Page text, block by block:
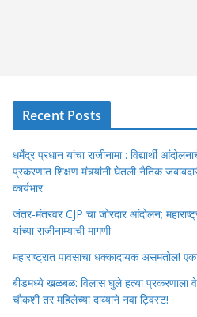
Recent Posts
धर्मेंद्र प्रधान यांचा राजीनामा : विद्यार्थी
प्रकरणात शिक्षण मंत्र्यांनी घेतली नैतिक
कार्यभार
जंतर-मंतरवर CJP चा जोरदार आंदोलन;
यांच्या राजीनाम्याची मागणी
महाराष्ट्रात पावसाचा धक्कादायक असमतोल!
बीडमध्ये खळबळ: विलास घुले हत्या प्रकरणाला
चौकशी तर महिलेच्या दाव्याने नवा ट्विस्ट!